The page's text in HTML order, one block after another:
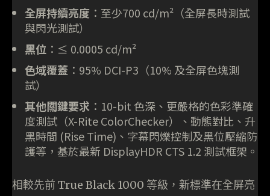
全屏持續亮度 ：至少700 cd/m²（全屏長時測試
與閃光測試）
黑位 ：≤ 0.0005 cd/m²
色域覆蓋 ：95% DCI-P3（10% 及全屏色塊測
試）
其他關鍵要求 ：10-bit 色深、更嚴格的色彩準確
度測試（X-Rite ColorChecker）、動態對比、升
黑時間 (Rise Time)、字幕閃爍控制及黑位壓縮防
護等，基於最新 DisplayHDR CTS 1.2 測試框架。
相較先前 True Black 1000 等級，新標準在全屏亮